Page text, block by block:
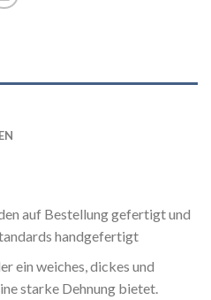
auf Bestellung gefertigt und
handgefertigt
ein weiches, dickes und
starke Dehnung bietet.